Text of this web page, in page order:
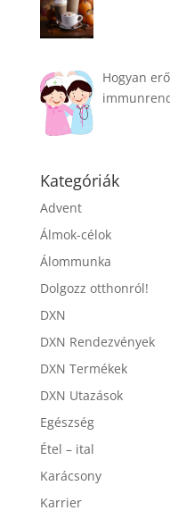
Hogyan
Kategóriák
Advent
Álmok-célok
Álommunka
Dolgozz otthonról!
DXN
DXN Rendezvények
DXN Termékek
DXN Utazások
Egészség
Étel – ital
Karácsony
Karrier